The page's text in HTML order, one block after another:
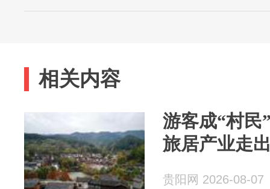
相关内容
游客成“村民
旅居产业走
贵阳网 2026-08-07